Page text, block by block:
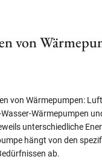
von
von Wärmepumpen:
Wärmepumpen
unterschiedliche
hängt von den
ab.